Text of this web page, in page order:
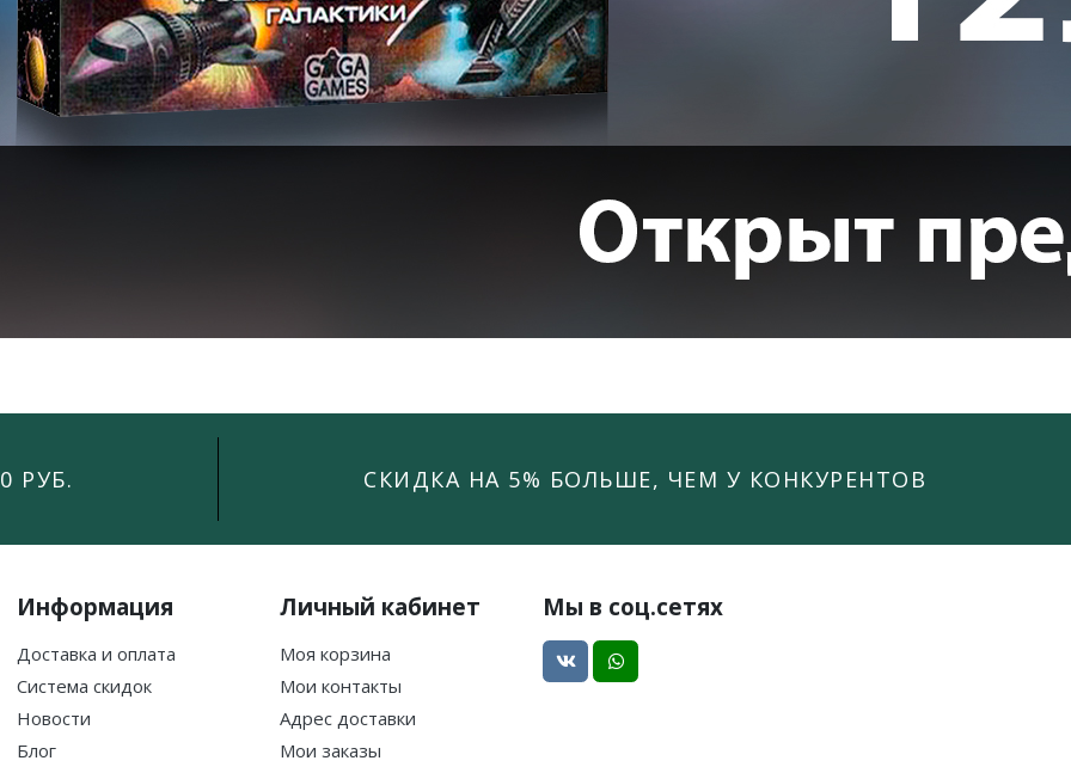
РУБ. СКИДКА НА 5% БОЛЬШЕ, ЧЕМ У КОНКУРЕНТОВ
Информация
Доставка и оплата
Система скидок
Новости
Блог
Личный кабинет
Моя корзина
Мои контакты
Адрес доставки
Мои заказы
Мы в соц.сетях